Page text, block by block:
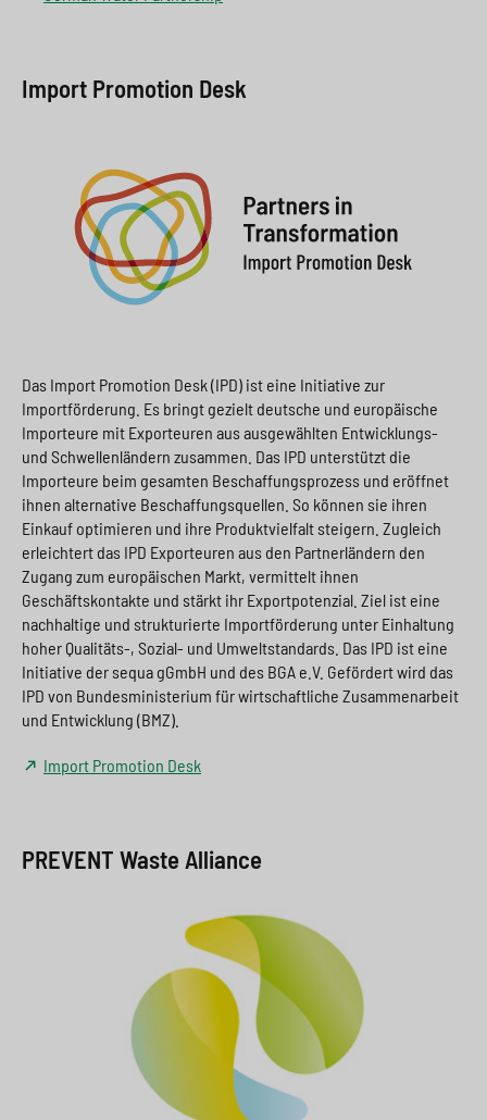
Import Promotion Desk
Das Import Promotion Desk (IPD) ist eine Initiative zur
Importförderung. Es bringt gezielt deutsche und europäische
Importeure mit Exporteuren aus ausgewählten Entwicklungs-
und Schwellenländern zusammen. Das IPD unterstützt die
Importeure beim gesamten Beschaffungsprozess und eröffnet
ihnen alternative Beschaffungsquellen. So können sie ihren
Einkauf optimieren und ihre Produktvielfalt steigern. Zugleich
erleichtert das IPD Exporteuren aus den Partnerländern den
Zugang zum europäischen Markt, vermittelt ihnen
Geschäftskontakte und stärkt ihr Exportpotenzial. Ziel ist eine
nachhaltige und strukturierte Importförderung unter Einhaltung
hoher Qualitäts-, Sozial- und Umweltstandards. Das IPD ist eine
Initiative der sequa gGmbH und des BGA e.V. Gefördert wird das
IPD von Bundesministerium für wirtschaftliche Zusammenarbeit
und Entwicklung (BMZ).
Import Promotion Desk
PREVENT Waste Alliance